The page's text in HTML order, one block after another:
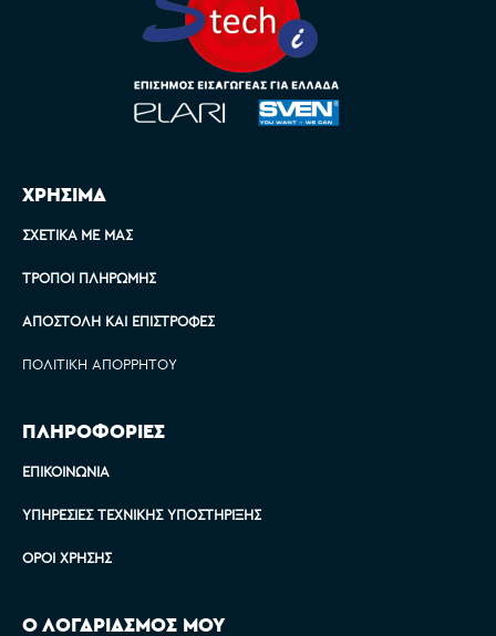
ΧΡΗΣΙΜΑ
ΣΧΕΤΙΚΆ ΜΕ ΜΑΣ
ΤΡΌΠΟΙ ΠΛΗΡΩΜΉΣ
ΑΠΟΣΤΟΛΉ ΚΑΙ ΕΠΙΣΤΡΟΦΈΣ
ΠΟΛΙΤΙΚΉ ΑΠΟΡΡΉΤΟΥ
ΠΛΗΡΟΦΟΡΙΕΣ
ΕΠΙΚΟΙΝΩΝΊΑ
ΥΠΗΡΕΣΊΕΣ ΤΕΧΝΙΚΉΣ ΥΠΟΣΤΉΡΙΞΗΣ
ΌΡΟΙ ΧΡΉΣΗΣ
Ο ΛΟΓΑΡΙΑΣΜΟΣ ΜΟΥ